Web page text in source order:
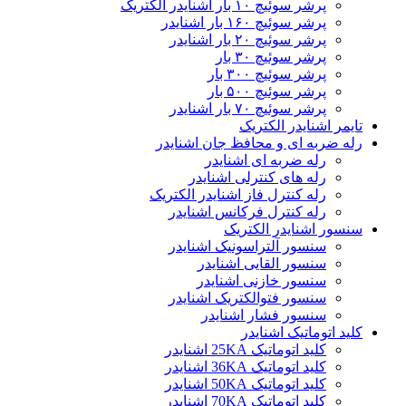
پرشر سوئیچ ۱۰ بار اشنایدر الکتریک
پرشر سوئیچ ۱۶۰ بار اشنایدر
پرشر سوئیچ ۲۰ بار اشنایدر
پرشر سوئیچ ۳۰ بار
پرشر سوئیچ ۳۰۰ بار
پرشر سوئیچ ۵۰۰ بار
پرشر سوئیچ ۷۰ بار اشنایدر
تایمر اشنایدر الکتریک
رله ضربه ای و محافظ جان اشنایدر
رله ضربه ای اشنایدر
رله های کنترلی اشنایدر
رله کنترل فاز اشنایدر الکتریک
رله کنترل فرکانس اشنایدر
سنسور اشنایدر الکتریک
سنسور آلتراسونیک اشنایدر
سنسور القایی اشنایدر
سنسور خازنی اشنایدر
سنسور فتوالکتریک اشنایدر
سنسور فشار اشنایدر
کلید اتوماتیک اشنایدر
کلید اتوماتیک 25KA اشنایدر
کلید اتوماتیک 36KA اشنایدر
کلید اتوماتیک 50KA اشنایدر
کلید اتوماتیک 70KA اشنایدر